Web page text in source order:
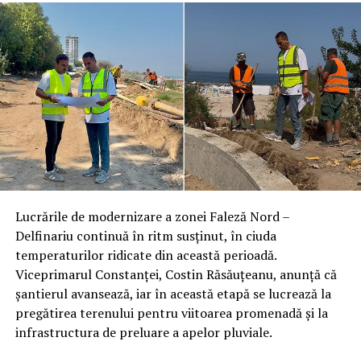
Lucrările de modernizare a zonei Faleză Nord –
Delfinariu continuă în ritm susținut, în ciuda
temperaturilor ridicate din această perioadă.
Viceprimarul Constanței, Costin Răsăuțeanu, anunță că
șantierul avansează, iar în această etapă se lucrează la
pregătirea terenului pentru viitoarea promenadă și la
infrastructura de preluare a apelor pluviale.